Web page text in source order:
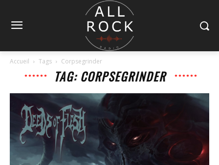
Accueil Tags Corpsegrinder
TAG: CORPSEGRINDER